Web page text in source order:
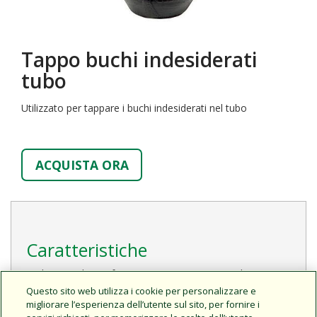
Tappo buchi indesiderati
tubo
Utilizzato per tappare i buchi indesiderati nel tubo
ACQUISTA ORA
Caratteristiche
Il nuovo design funziona con Xeriman™ Tool (XM-
TOOL) per un'installazione facile e veloce
Questo sito web utilizza i cookie per personalizzare e
migliorare l’esperienza dell’utente sul sito, per fornire i